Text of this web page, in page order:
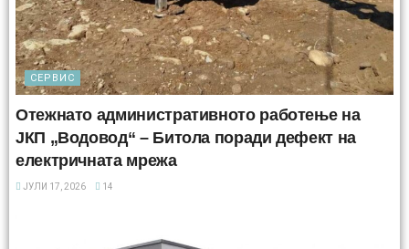
СЕРВИС
Отежнато административното работење на
ЈКП „Водовод“ – Битола поради дефект на
електричната мрежа
ЈУЛИ 17, 2026 14